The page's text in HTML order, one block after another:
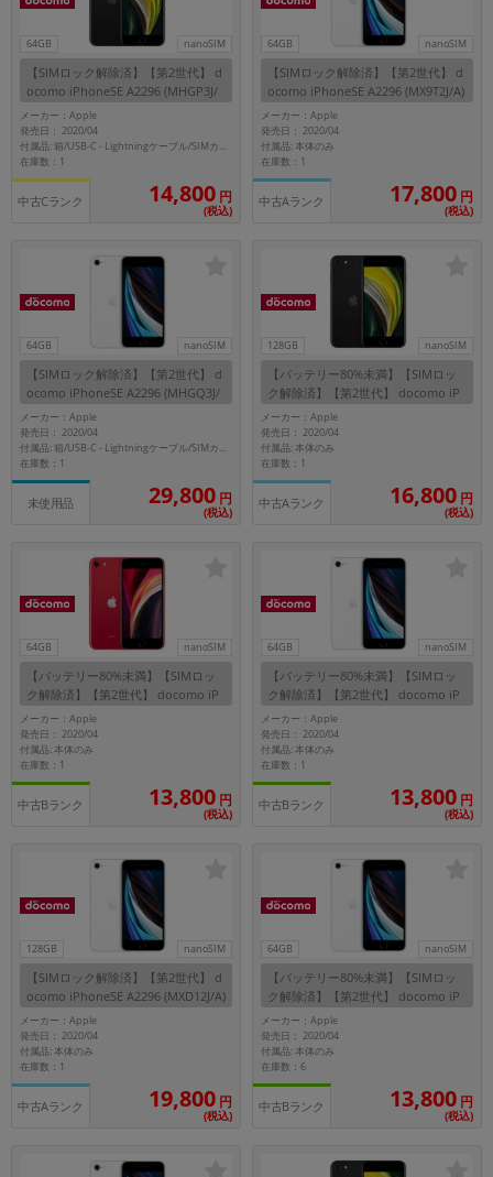
64GB nanoSIM
【SIMロック解除済】【第2世代】 d
ocomo iPhoneSE A2296 (MHGP3J/
A) 64GB ブラック
メーカー：Apple
発売日： 2020/04
付属品: 箱/USB-C - Lightningケーブル/SIMカードツール/マニュアル
在庫数：1
中古Cランク 14,800 円
(税込)
64GB nanoSIM
【SIMロック解除済】【第2世代】 d
ocomo iPhoneSE A2296 (MX9T2J/A)
64GB ホワイト
メーカー：Apple
発売日： 2020/04
付属品: 本体のみ
在庫数：1
中古Aランク 17,800 円
(税込)
64GB nanoSIM
【SIMロック解除済】【第2世代】 d
ocomo iPhoneSE A2296 (MHGQ3J/
A) 64GB ホワイト
メーカー：Apple
発売日： 2020/04
付属品: 箱/USB-C - Lightningケーブル/SIMカードツール/マニュアル
在庫数：1
未使用品 29,800 円
(税込)
128GB nanoSIM
【バッテリー80%未満】【SIMロッ
ク解除済】【第2世代】 docomo iP
honeSE A2296 (MHGT3J/A) 128GB
ブラック
メーカー：Apple
発売日： 2020/04
付属品: 本体のみ
在庫数：1
中古Aランク 16,800 円
(税込)
64GB nanoSIM
【バッテリー80%未満】【SIMロッ
ク解除済】【第2世代】 docomo iP
honeSE A2296 (MHGR3J/A) 64GB (P
RODUCT)RED
メーカー：Apple
発売日： 2020/04
付属品: 本体のみ
在庫数：1
中古Bランク 13,800 円
(税込)
64GB nanoSIM
【バッテリー80%未満】【SIMロッ
ク解除済】【第2世代】 docomo iP
honeSE A2296 (MX9T2J/A) 64GB ホ
ワイト
メーカー：Apple
発売日： 2020/04
付属品: 本体のみ
在庫数：1
中古Bランク 13,800 円
(税込)
128GB nanoSIM
【SIMロック解除済】【第2世代】 d
ocomo iPhoneSE A2296 (MXD12J/A)
128GB ホワイト
メーカー：Apple
発売日： 2020/04
付属品: 本体のみ
在庫数：1
中古Aランク 19,800 円
(税込)
64GB nanoSIM
【バッテリー80%未満】【SIMロッ
ク解除済】【第2世代】 docomo iP
honeSE A2296 (MHGQ3J/A) 64GB ホ
ワイト
メーカー：Apple
発売日： 2020/04
付属品: 本体のみ
在庫数：6
中古Bランク 13,800 円
(税込)
OSの絞り込み
メモリ
~
容量
~
円 ～ 円
発売日
年
各項目のチェックボックスは「or検索」となります。
ただし機能別のみ「and検索」となります。